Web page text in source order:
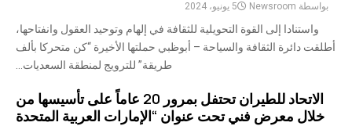
بواسطة Newsroom 5 يونيو، 2024
واستنادا إلى القوة التحويلية للثقافة في إلهام وتوحيد العقول وانفتاحها،
أطلقت دائرة الثقافة والسياحة – أبوظبي حملتها الأخيرة “كن متحركا بألف
طريقة” للترويج لمنطقة السعديات...
الاتحاد للطيران تحتفل بمرور 20 عاماً على تأسيسها من
خلال معرض فني تحت عنوان “الإمارات العربية المتحدة